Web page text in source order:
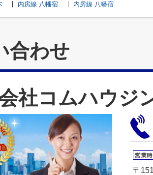
内房線 八幡宿 内房線 八幡宿
合わせ
社コムハウジ
〒